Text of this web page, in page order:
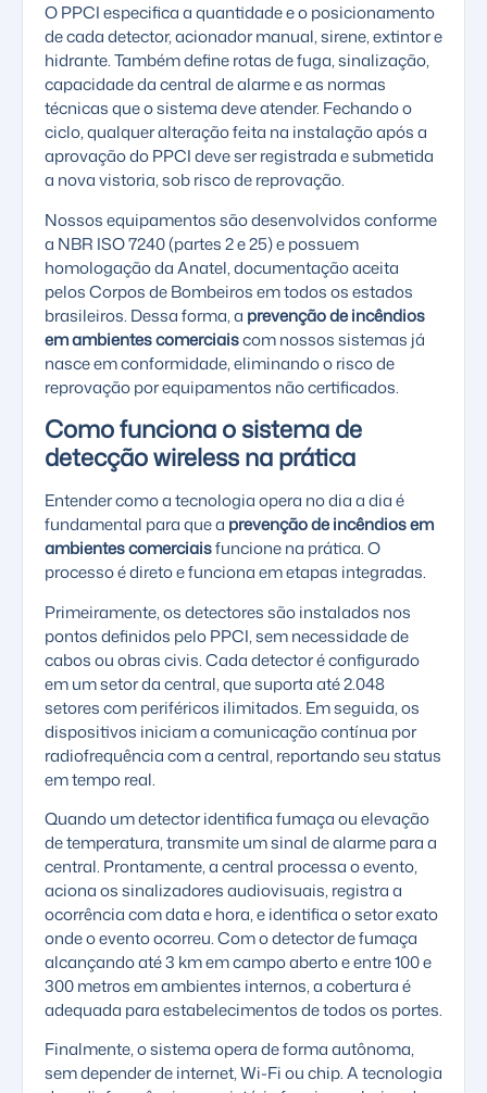
O PPCI especifica a quantidade e o posicionamento
de cada detector, acionador manual, sirene, extintor e
hidrante. Também define rotas de fuga, sinalização,
capacidade da central de alarme e as normas
técnicas que o sistema deve atender. Fechando o
ciclo, qualquer alteração feita na instalação após a
aprovação do PPCI deve ser registrada e submetida
a nova vistoria, sob risco de reprovação.
Nossos equipamentos são desenvolvidos conforme
a NBR ISO 7240(partes 2 e 25) e possuem
homologação da Anatel, documentação aceita
pelos Corpos de Bombeiros em todos os estados
brasileiros. Dessa forma, a prevenção de incêndios
em ambientes comerciaiscom nossos sistemas já
nasce em conformidade, eliminando o risco de
reprovação por equipamentos não certificados.
Como funciona o sistema de
detecção wireless na prática
Entender como a tecnologia opera no dia a dia é
fundamental para que a prevenção de incêndios em
ambientes comerciaisfuncione na prática. O
processo é direto e funciona em etapas integradas.
Primeiramente, os detectores são instalados nos
pontos definidos pelo PPCI, sem necessidade de
cabos ou obras civis. Cada detector é configurado
em um setor da central, que suporta até 2.048
setores com periféricos ilimitados. Em seguida, os
dispositivos iniciam a comunicação contínua por
radiofrequência com a central, reportando seu status
em tempo real.
Quando um detector identifica fumaça ou elevação
de temperatura, transmite um sinal de alarme para a
central. Prontamente, a central processa o evento,
aciona os sinalizadores audiovisuais, registra a
ocorrência com data e hora, e identifica o setor exato
onde o evento ocorreu. Com o detector de fumaça
alcançando até 3 km em campo aberto e entre 100 e
300 metros em ambientes internos, a cobertura é
adequada para estabelecimentos de todos os portes.
Finalmente, o sistema opera de forma autônoma,
sem depender de internet, Wi-Fi ou chip. A tecnologia